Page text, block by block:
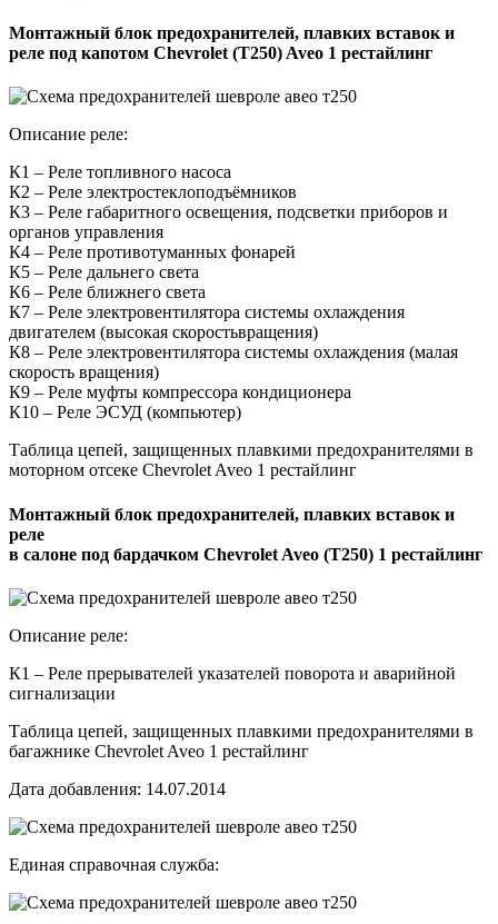
Монтажный блок предохранителей, плавких вставок и
реле под капотом Chevrolet (T250) Aveo 1 рестайлинг
Описание реле:
К1 – Реле топливного насоса
К2 – Реле электростеклоподъёмников
К3 – Реле габаритного освещения, подсветки приборов и
органов управления
К4 – Реле противотуманных фонарей
К5 – Реле дальнего света
К6 – Реле ближнего света
К7 – Реле электровентилятора системы охлаждения
двигателем (высокая скоростьвращения)
К8 – Реле электровентилятора системы охлаждения (малая
скорость вращения)
К9 – Реле муфты компрессора кондиционера
К10 – Реле ЭСУД (компьютер)
Таблица цепей, защищенных плавкими предохранителями в
моторном отсеке Chevrolet Aveo 1 рестайлинг
Монтажный блок предохранителей, плавких вставок и
реле
в салоне под бардачком Chevrolet Aveo (T250) 1 рестайлинг
Описание реле:
К1 – Реле прерывателей указателей поворота и аварийной
сигнализации
Таблица цепей, защищенных плавкими предохранителями в
багажнике Chevrolet Aveo 1 рестайлинг
Дата добавления: 14.07.2014
Единая справочная служба: